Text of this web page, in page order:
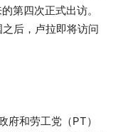
第四次正式出访。
后，卢拉即将访问
府和劳工党（PT）